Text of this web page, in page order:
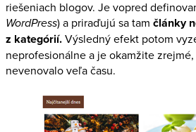
riešeniach blogov. Je vopred
WordPress) a priraďujú sa tam články
z kategórií.Výsledný efekt potom
neprofesionálne a je okamžite
nevenovalo veľa času.